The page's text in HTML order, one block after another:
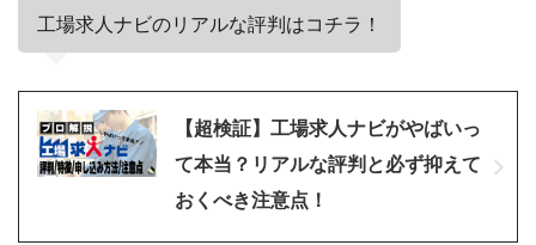
工場求人ナビのリアルな評判はコチラ！
【超検証】工場求人ナビがやばいっ
て本当？リアルな評判と必ず抑えて
おくべき注意点！